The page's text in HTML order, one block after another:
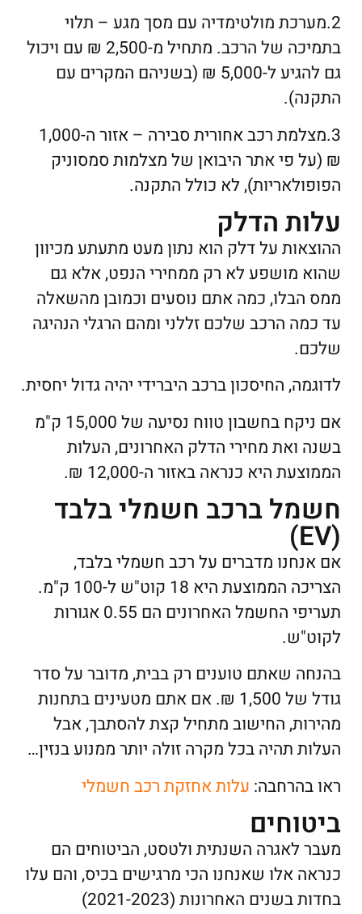
2.מערכת מולטימדיה עם מסך מגע – תלוי
בתמיכה של הרכב. מתחיל מ-2,500 ₪ עם ויכול
גם להגיע ל-5,000 ₪ (בשניהם המקרים עם
התקנה).
3.מצלמת רכב אחורית סבירה – אזור ה-1,000
₪ (על פי אתר היבואן של מצלמות סמסוניק
הפופולאריות), לא כולל התקנה.
עלות הדלק
ההוצאות על דלק הוא נתון מעט מתעתע מכיוון
שהוא מושפע לא רק ממחירי הנפט, אלא גם
ממס הבלו, כמה אתם נוסעים וכמובן מהשאלה
עד כמה הרכב שלכם זללני ומהם הרגלי הנהיגה
שלכם.
לדוגמה, החיסכון ברכב היברידי יהיה גדול יחסית.
אם ניקח בחשבון טווח נסיעה של 15,000 ק"מ
בשנה ואת מחירי הדלק האחרונים, העלות
הממוצעת היא כנראה באזור ה-12,000 ₪.
חשמל ברכב חשמלי בלבד
(EV)
אם אנחנו מדברים על רכב חשמלי בלבד,
הצריכה הממוצעת היא 18 קוט"ש ל-100 ק"מ.
תעריפי החשמל האחרונים הם 0.55 אגורות
לקוט"ש.
בהנחה שאתם טוענים רק בבית, מדובר על סדר
גודל של 1,500 ₪. אם אתם מטעינים בתחנות
מהירות, החישוב מתחיל קצת להסתבך, אבל
העלות תהיה בכל מקרה זולה יותר ממנוע בנזין…
ראו בהרחבה: עלות אחזקת רכב חשמלי
ביטוחים
מעבר לאגרה השנתית ולטסט, הביטוחים הם
כנראה אלו שאנחנו הכי מרגישים בכיס, והם עלו
בחדות בשנים האחרונות (2021-2023)